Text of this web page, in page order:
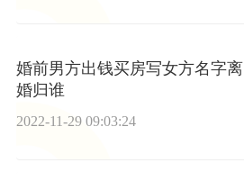
婚前男方出钱买房写女方名字离
婚归谁
2022-11-29 09:03:24